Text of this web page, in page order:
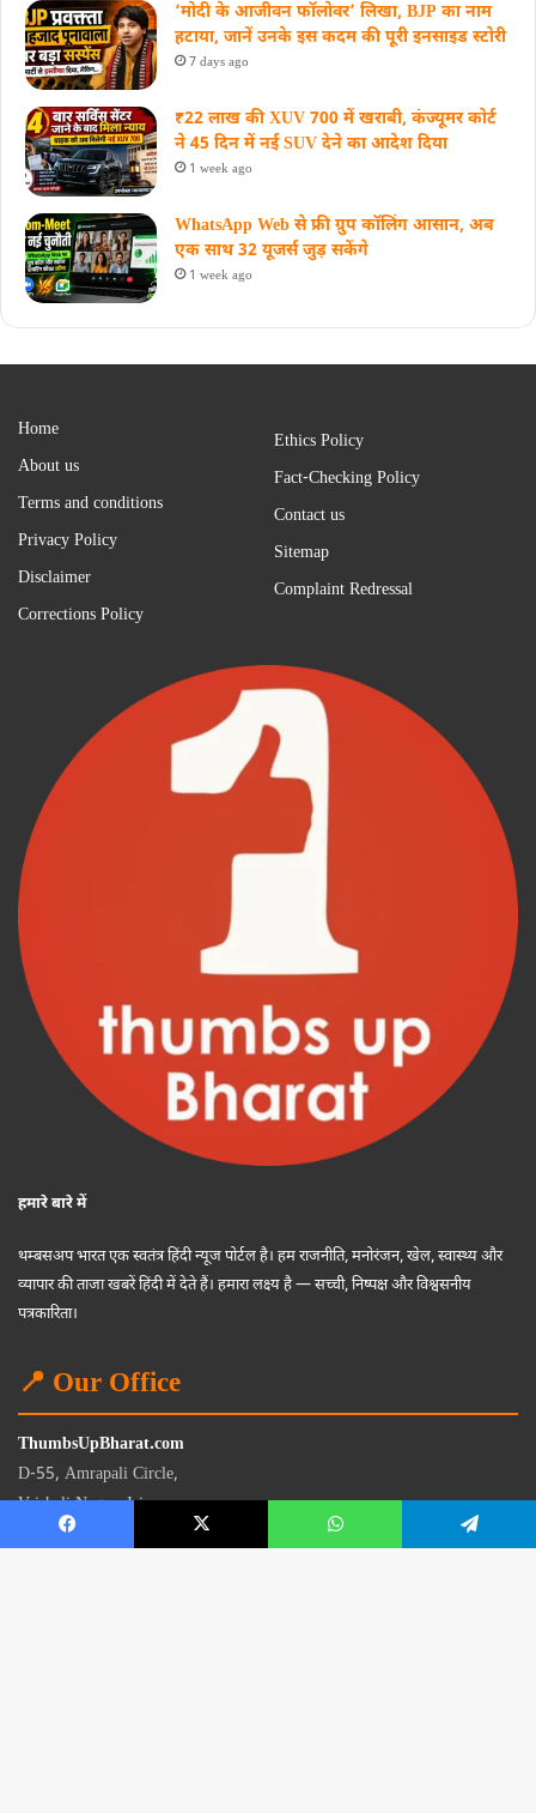
‘मोदी के आजीवन फॉलोवर’ लिखा, BJP का नाम
हटाया, जानें उनके इस कदम की पूरी इनसाइड स्‍टोरी
7 days ago
₹22 लाख की XUV 700 में खराबी, कंज्यूमर कोर्ट
ने 45 दिन में नई SUV देने का आदेश दिया
1 week ago
WhatsApp Web से फ्री ग्रुप कॉलिंग आसान, अब
एक साथ 32 यूजर्स जुड़ सकेंगे
1 week ago
Home
About us
Terms and conditions
Privacy Policy
Disclaimer
Corrections Policy
Ethics Policy
Fact-Checking Policy
Contact us
Sitemap
Complaint Redressal
हमारे बारे में
थम्बसअप भारत एक स्वतंत्र हिंदी न्यूज पोर्टल है। हम राजनीति, मनोरंजन, खेल, स्वास्थ्य और
व्यापार की ताजा खबरें हिंदी में देते हैं। हमारा लक्ष्य है — सच्ची, निष्पक्ष और विश्वसनीय
पत्रकारिता।
📍 Our Office
ThumbsUpBharat.com
D-55, Amrapali Circle,
Vaishali Nagar, Jaipur
Rajasthan - 302021